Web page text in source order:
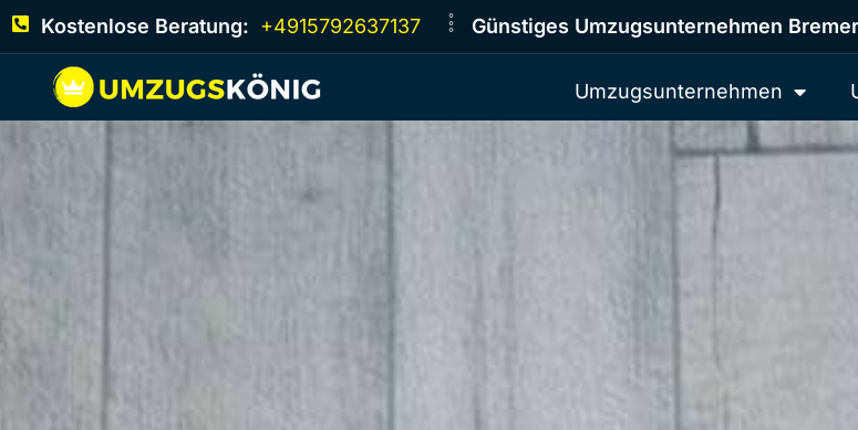
Kostenlose Beratung: +4915792637137 Günstiges Umzugsunternehmen
Umzugsunternehmen